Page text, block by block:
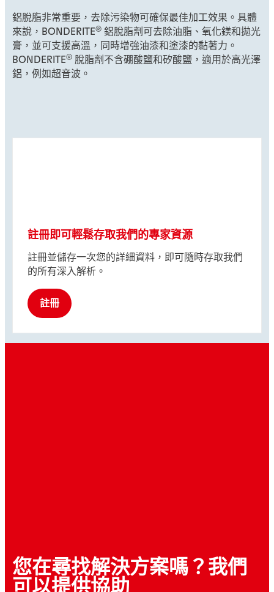
鋁脫脂非常重要，去除污染物可確保最佳加工效果。具體
來說，BONDERITE® 鋁脫脂劑可去除油脂、氧化鎂和拋光
膏，並可支援高溫，同時增強油漆和塗漆的黏著力。
BONDERITE® 脫脂劑不含硼酸鹽和矽酸鹽，適用於高光澤
鋁，例如超音波。
註冊即可輕鬆存取我們的專家資源
註冊並儲存一次您的詳細資料，即可隨時存取我們
的所有深入解析。
註冊
您在尋找解決方案嗎？我們
可以提供協助